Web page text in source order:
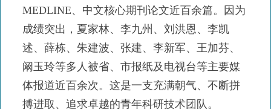
MEDLINE、中文核心期刊论文近百余篇。因为
成绩突出，夏家林、李九州、刘洪恩、李凯
述、薛栋、朱建波、张建、李新军、王加芬、
阚玉玲等多人被省、市报纸及电视台等主要媒
体报道近百余次。这是一支充满朝气、不断拼
搏进取、追求卓越的青年科研技术团队。